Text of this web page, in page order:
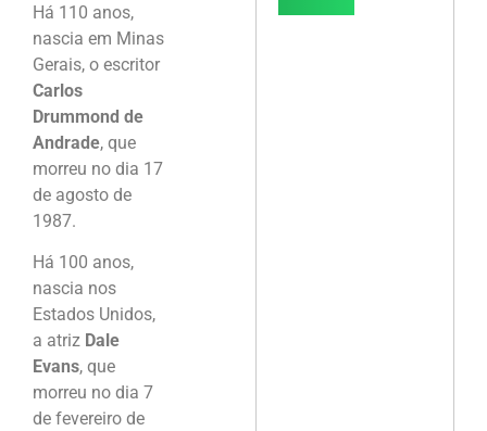
Há 110 anos,
nascia em Minas
Gerais, o escritor
Carlos
Drummond de
Andrade, que
morreu no dia 17
de agosto de
1987.
Há 100 anos,
nascia nos
Estados Unidos,
a atriz Dale
Evans, que
morreu no dia 7
de fevereiro de